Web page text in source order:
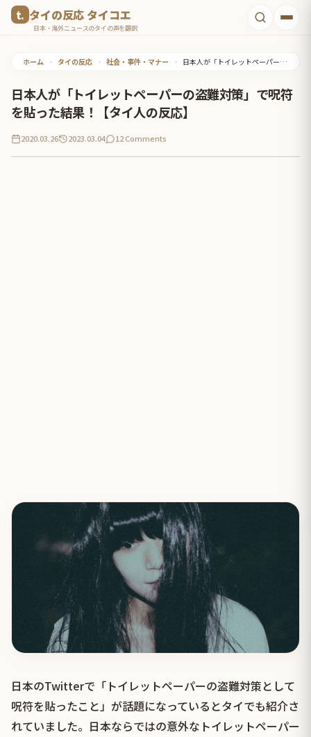
タイの反応 タイコエ
日本・海外ニュースのタイの声を翻訳
ホーム • タイの反応 • 社会・事件・マナー • 日本人が「トイレットペーパーの盗難対策」で呪符を貼った結果！【タイ人の反応】
日本人が「トイレットペーパーの盗難対策」で呪符
を貼った結果！【タイ人の反応】
2020.03.26 2023.03.04 12 Comments
日本のTwitterで「トイレットペーパーの盗難対策として
呪符を貼ったこと」が話題になっているとタイでも紹介さ
れていました。日本ならではの意外なトイレットペーパー